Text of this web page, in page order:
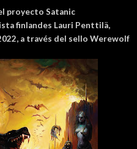
proyecto Satanic
finlandes Lauri Penttilä,
a través del sello Werewolf